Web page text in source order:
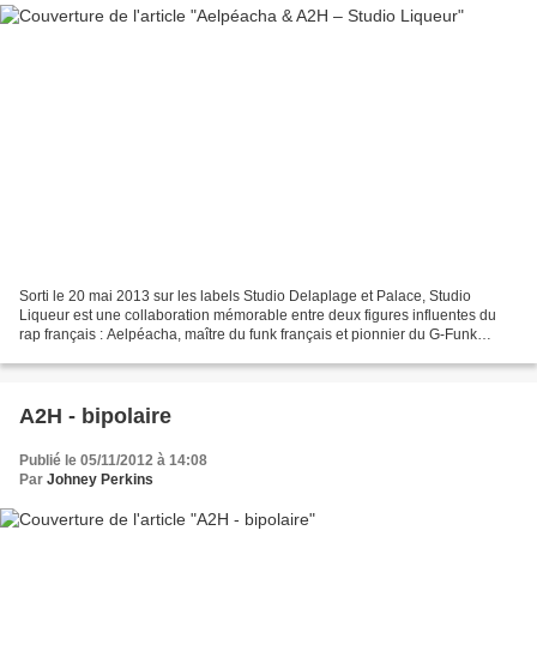
Sorti le 20 mai 2013 sur les labels Studio Delaplage et Palace, Studio
Liqueur est une collaboration mémorable entre deux figures influentes du
rap français : Aelpéacha, maître du funk français et pionnier du G-Funk
A2H - bipolaire
Publié le 05/11/2012 à 14:08
Par Johney Perkins